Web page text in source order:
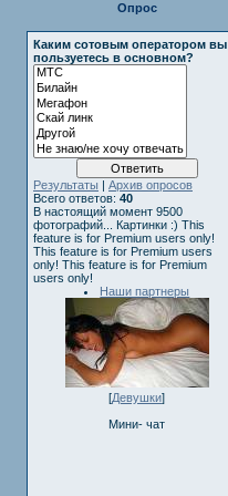
Опрос
Каким сотовым оператором вы
пользуетесь в основном?
Результаты | Архив опросов
Всего ответов: 40
В настоящий момент 9500
фотографий... Картинки :) This
feature is for Premium users only!
This feature is for Premium users
only! This feature is for Premium
users only!
Наши партнеры
[Девушки]
Мини- чат